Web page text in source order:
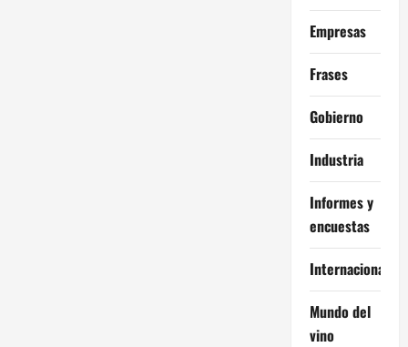
Empresas
Frases
Gobierno
Industria
Informes y
encuestas
Internacional
Mundo del
vino